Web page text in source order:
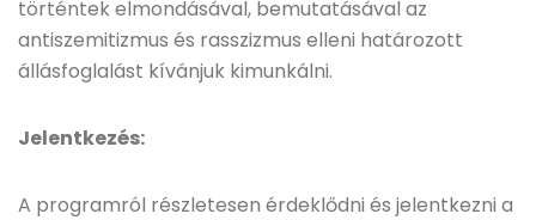
történtek elmondásával, bemutatásával az
antiszemitizmus és rasszizmus elleni határozott
állásfoglalást kívánjuk kimunkálni.
Jelentkezés:
A programról részletesen érdeklődni és jelentkezni a